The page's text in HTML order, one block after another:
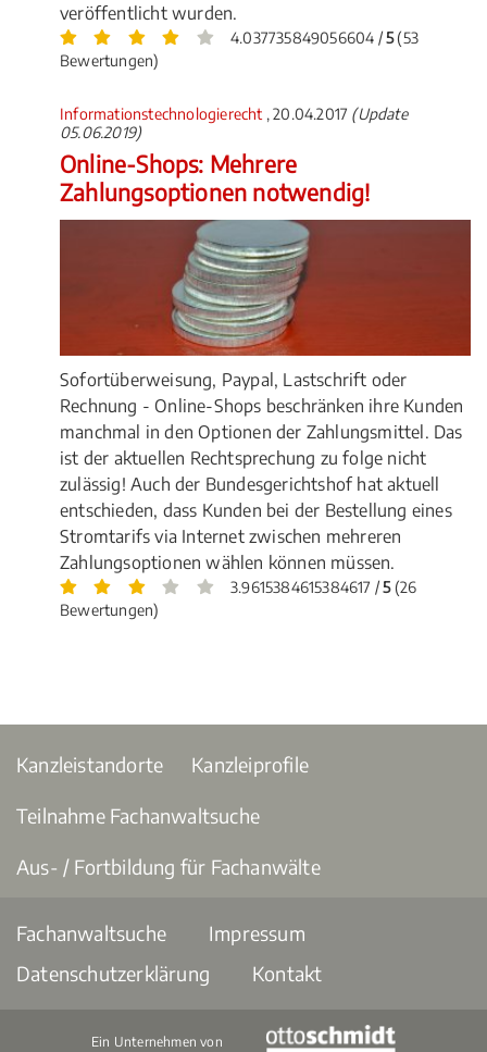
veröffentlicht wurden.
4.037735849056604 /5(53
Bewertungen)
Informationstechnologierecht , 20.04.2017 (Update
05.06.2019)
Online-Shops: Mehrere
Zahlungsoptionen notwendig!
Sofortüberweisung, Paypal, Lastschrift oder
Rechnung - Online-Shops beschränken ihre Kunden
manchmal in den Optionen der Zahlungsmittel. Das
ist der aktuellen Rechtsprechung zu folge nicht
zulässig! Auch der Bundesgerichtshof hat aktuell
entschieden, dass Kunden bei der Bestellung eines
Stromtarifs via Internet zwischen mehreren
Zahlungsoptionen wählen können müssen.
3.9615384615384617 /5(26
Bewertungen)
Kanzleistandorte Kanzleiprofile
Teilnahme Fachanwaltsuche
Aus- / Fortbildung für Fachanwälte
Fachanwaltsuche
Impressum
Datenschutzerklärung
Kontakt
Ein Unternehmen von